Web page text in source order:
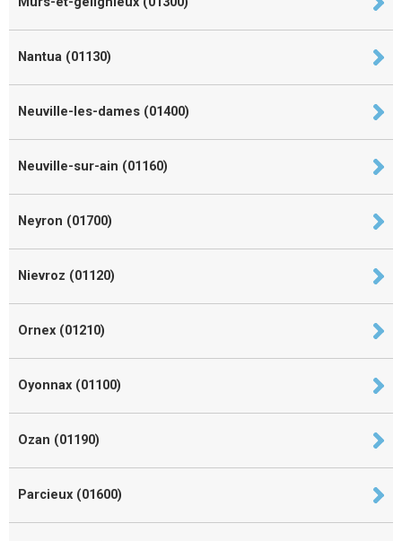
Nantua (01130)
Neuville-les-dames (01400)
Neuville-sur-ain (01160)
Neyron (01700)
Nievroz (01120)
Ornex (01210)
Oyonnax (01100)
Ozan (01190)
Parcieux (01600)